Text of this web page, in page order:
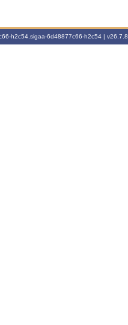
h2c54.sigaa-6d48877c66-h2c54 | v26.7.8